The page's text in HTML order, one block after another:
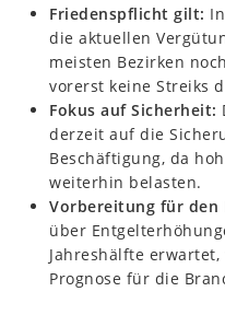
Friedenspflicht gilt:
die aktuellen
meisten Bezirken
vorerst keine Streiks
Fokus auf Sicherheit:
derzeit auf die
Beschäftigung, da
weiterhin belasten.
Vorbereitung für den
über
Jahreshälfte
Prognose für die